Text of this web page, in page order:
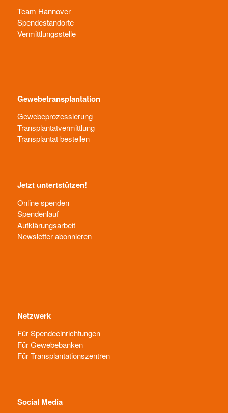
Team Hannover
Spendestandorte
Vermittlungsstelle
Gewebetransplantation
Gewebeprozessierung
Transplantatvermittlung
Transplantat bestellen
Jetzt untertstützen!
Online spenden
Spendenlauf
Aufklärungsarbeit
Newsletter abonnieren
Netzwerk
Für Spendeeinrichtungen
Für Gewebebanken
Für Transplantationszentren
Social Media